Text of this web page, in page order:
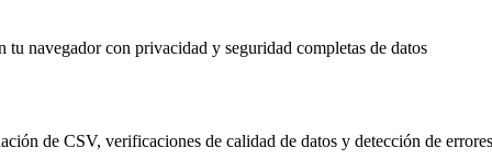
navegador con privacidad y seguridad completas de datos
de CSV, verificaciones de calidad de datos y detección de errores